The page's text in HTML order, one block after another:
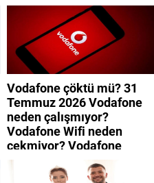
Vodafone çöktü mü? 31
Temmuz 2026 Vodafone
neden çalışmıyor?
Vodafone Wifi neden
çekmiyor? Vodafone
mobil uygulamaya neden
giremiyorum?